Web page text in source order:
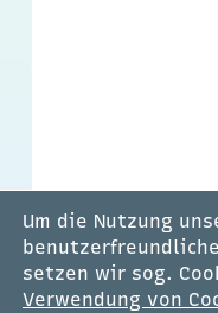
Um die Nutzung
setzen wir sog.
Verwendung von